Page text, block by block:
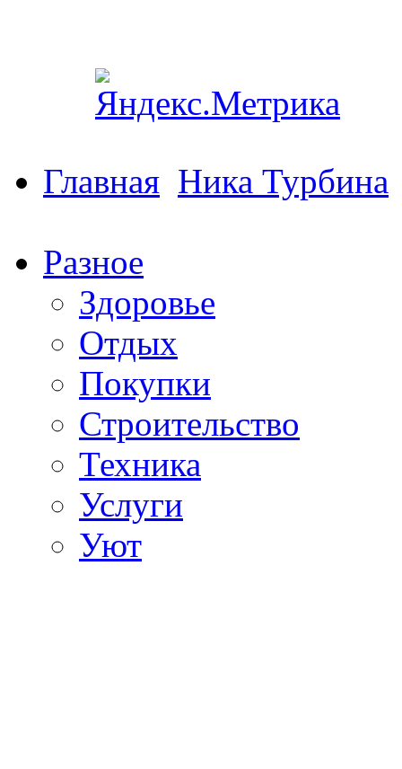
Главная Ника Турбина
Разное
Здоровье
Отдых
Покупки
Строительство
Техника
Услуги
Уют